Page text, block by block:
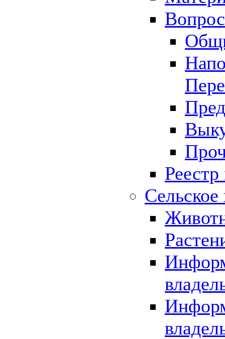
Сельское